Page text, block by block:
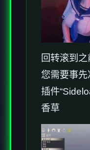
回转滚到
您需要事
插件
香草